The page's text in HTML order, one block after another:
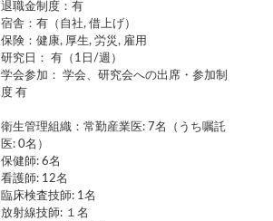
退職金制度：有
宿舎：有（自社, 借上げ）
保険：健康, 厚生, 労災, 雇用
研究日： 有（1日/週）
学会参加： 学会、研究会への出席・参加制
度 有
衛生管理組織：常勤産業医: 7名（うち嘱託
医: 0名）
保健師: 6名
看護師: 12名
臨床検査技師: 1名
放射線技師: １名